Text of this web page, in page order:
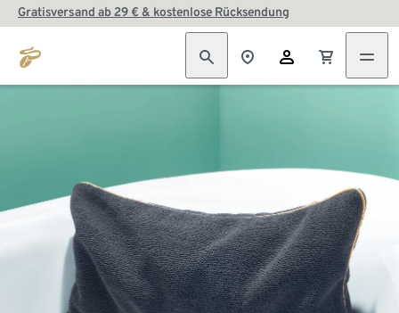
Gratisversand ab 29 € & kostenlose Rücksendung